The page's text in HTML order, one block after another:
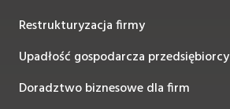
Restrukturyzacja firmy
Upadłość gospodarcza przedsiębiorcy
Doradztwo biznesowe dla firm